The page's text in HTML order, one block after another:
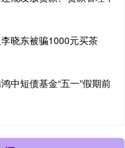
晓东被骗1000元买茶
中短债基金“五一”假期前